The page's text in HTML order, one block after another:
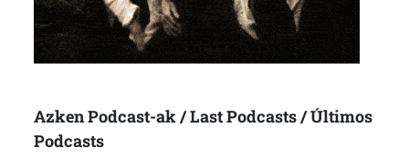
Azken Podcast-ak / Last Podcasts / Últimos
Podcasts